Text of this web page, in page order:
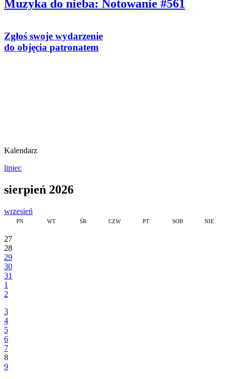
Muzyka do nieba: Notowanie #561
Zgłoś swoje wydarzenie
do objęcia patronatem
Kalendarz
lipiec
sierpień 2026
wrzesień
PN WT ŚR CZW PT SOB NIE
27
28
29
30
31
1
2
3
4
5
6
7
8
9